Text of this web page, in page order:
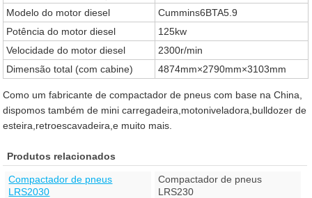
Modelo do motor diesel
Cummins6BTA5.9
Potência do motor diesel
125kw
Velocidade do motor diesel
2300r/min
Dimensão total (com cabine)
4874mm×2790mm×3103mm
Como um fabricante de compactador de pneus com base na China,
dispomos também de mini carregadeira,motoniveladora,bulldozer de
esteira,retroescavadeira,e muito mais.
Produtos relacionados
Compactador de pneus
LRS2030
Compactador de pneus
LRS230